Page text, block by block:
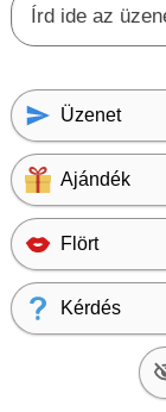
Üzenet
Ajándék
Flört
Kérdés